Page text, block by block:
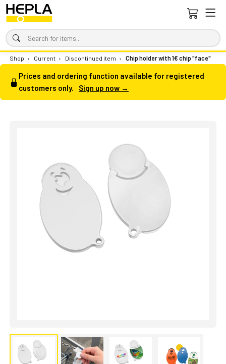
Shop › Current › Discontinued item › Chip holder with 1€ chip "face"
Prices and ordering function available for registered
customers only.
Sign up now →